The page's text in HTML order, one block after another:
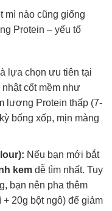
mì nào cũng giống
Protein – yếu tố
lựa chọn ưu tiên tại
nhật cốt mềm như
lượng Protein thấp (7-
bống xốp, mịn màng
Nếu bạn mới bắt
kemdễ tìm nhất. Tuy
bạn nên pha thêm
+ 20g bột ngô) để giảm